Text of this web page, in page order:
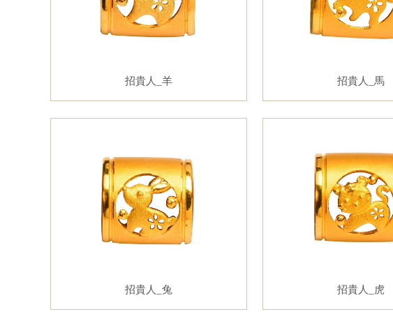
招貴人_羊 招貴人_馬
招貴人_兔 招貴人_虎